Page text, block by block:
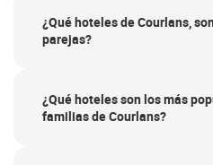
¿Qué hoteles de Courlans,
parejas?
¿Qué hoteles son los más
familias de Courlans?